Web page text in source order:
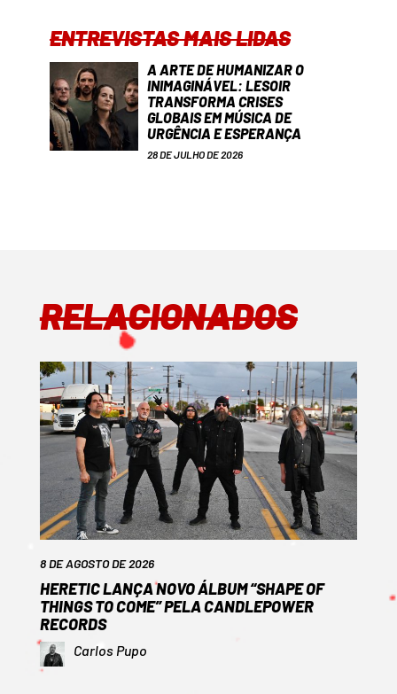
ENTREVISTAS MAIS LIDAS
A ARTE DE HUMANIZAR O
INIMAGINÁVEL: LESOIR
TRANSFORMA CRISES
GLOBAIS EM MÚSICA DE
URGÊNCIA E ESPERANÇA
28 DE JULHO DE 2026
RELACIONADOS
8 DE AGOSTO DE 2026
HERETIC LANÇA NOVO ÁLBUM “SHAPE OF
THINGS TO COME” PELA CANDLEPOWER
RECORDS
Carlos Pupo